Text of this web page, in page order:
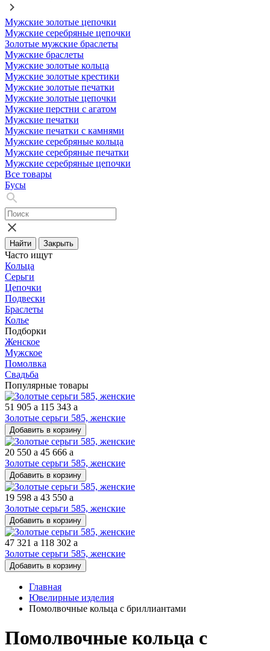
Мужские золотые цепочки
Мужские серебряные цепочки
Золотые мужские браслеты
Мужские браслеты
Мужские золотые кольца
Мужские золотые крестики
Мужские золотые печатки
Мужские золотые цепочки
Мужские перстни с агатом
Мужские печатки
Мужские печатки с камнями
Мужские серебряные кольца
Мужские серебряные печатки
Мужские серебряные цепочки
Все товары
Бусы
Найти Закрыть
Часто ищут
Кольца
Серьги
Цепочки
Подвески
Браслеты
Колье
Подборки
Женское
Мужское
Помолвка
Свадьба
Популярные товары
51 905 a 115 343 a
Золотые серьги 585, женские
Добавить в корзину
20 550 a 45 666 a
Золотые серьги 585, женские
Добавить в корзину
19 598 a 43 550 a
Золотые серьги 585, женские
Добавить в корзину
47 321 a 118 302 a
Золотые серьги 585, женские
Добавить в корзину
Главная
Ювелирные изделия
Помолвочные кольца с бриллиантами
Помолвочные кольца с